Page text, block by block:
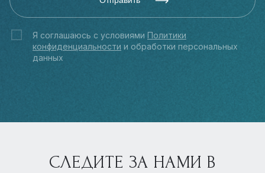
Я соглашаюсь с условиями Политики
конфиденциальности и обработки персональных
данных
СЛЕДИТЕ ЗА НАМИ В